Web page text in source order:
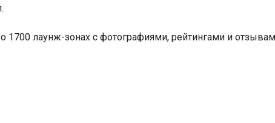
лаунж-зонах с фотографиями, рейтингами и